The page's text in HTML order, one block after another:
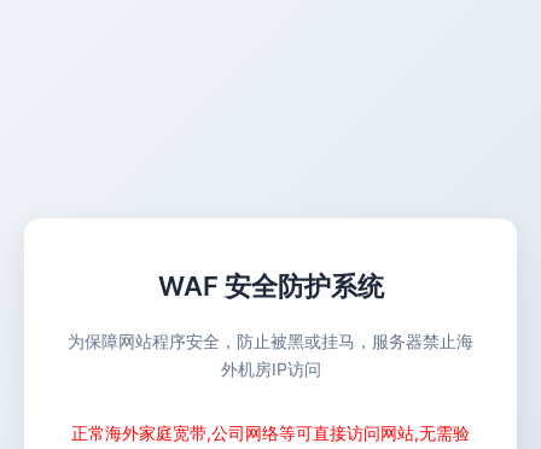
WAF 安全防护系统
为保障网站程序安全，防止被黑或挂马，服务器禁止海
外机房IP访问
正常海外家庭宽带,公司网络等可直接访问网站,无需验